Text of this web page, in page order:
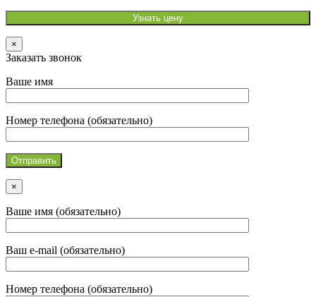
×
Заказать звонок
Ваше имя
Номер телефона (обязательно)
×
Ваше имя (обязательно)
Ваш e-mail (обязательно)
Номер телефона (обязательно)